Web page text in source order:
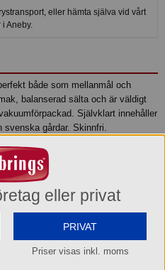
eller hämta själva vid vårt
Aneby.
både som mellanmål och
balanserad sälta och är väldigt
Självklart innehåller
svenska gårdar. Skinnfri.
från gris- och nötkött*,
ingefära, peppar, rosmarin),
eller privat
PRIVAT
Priser visas inkl. moms